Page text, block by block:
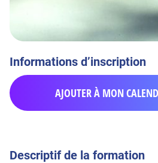
Informations d’inscription
AJOUTER À MON
Descriptif de la formation